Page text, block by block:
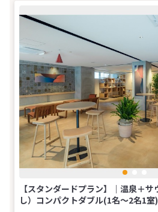
【スタンダードプラン】｜温泉＋
し）コンパクトダブル(1名～2名1室)